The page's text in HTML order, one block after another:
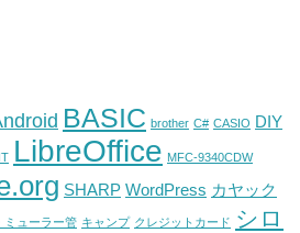
BASIC brother C# CASIO DIY
LibreOffice MFC-9340CDW
SHARP WordPress カヤック
ミューラー管 キャンプ クレジットカード シロ